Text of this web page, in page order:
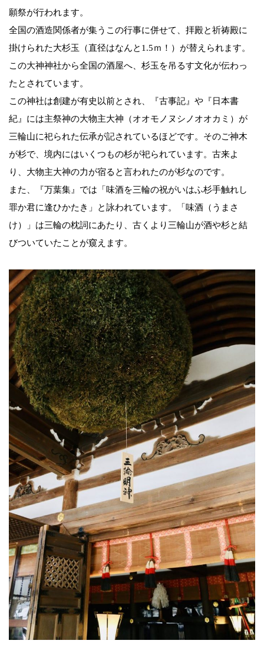
願祭が行われます。
全国の酒造関係者が集うこの行事に併せて、拝殿と祈祷殿に
掛けられた大杉玉（直径はなんと1.5ｍ！）が替えられます。
この大神神社から全国の酒屋へ、杉玉を吊るす文化が伝わっ
たとされています。
この神社は創建が有史以前とされ、『古事記』や『日本書
紀』には主祭神の大物主大神（オオモノヌシノオオカミ）が
三輪山に祀られた伝承が記されているほどです。そのご神木
が杉で、境内にはいくつもの杉が祀られています。古来よ
り、大物主大神の力が宿ると言われたのが杉なのです。
また、『万葉集』では「味酒を三輪の祝がいはふ杉手触れし
罪か君に逢ひかたき」と詠われています。「味酒（うまさ
け）」は三輪の枕詞にあたり、古くより三輪山が酒や杉と結
びついていたことが窺えます。